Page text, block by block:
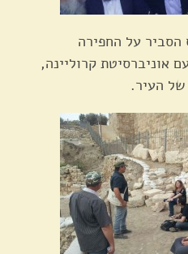
הסביר על החפירה
אוניברסיטת קרוליינה,
העיר.